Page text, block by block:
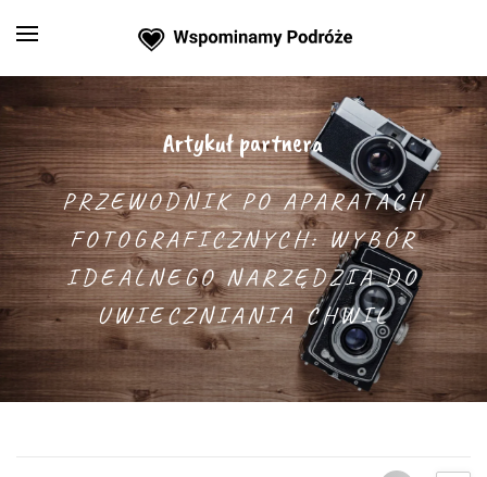
Artykuł partnera
PRZEWODNIK PO APARATACH
FOTOGRAFICZNYCH: WYBÓR
IDEALNEGO NARZĘDZIA DO
UWIECZNIANIA CHWIL